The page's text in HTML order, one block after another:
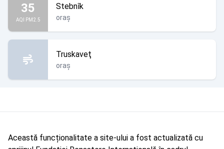
35
AQI PM2.5
Stebnîk
oraș
Truskaveţ
oraș
Această funcționalitate a site-ului a fost actualizată cu